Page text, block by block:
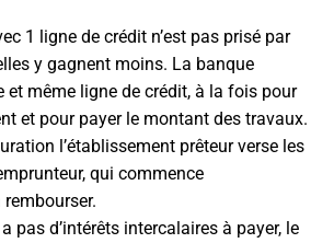
1 ligne de crédit n’est pas prisé par
y gagnent moins. La banque
et même ligne de crédit, à la fois pour
et pour payer le montant des travaux.
l’établissement prêteur verse les
qui commence
a pas d’intérêts intercalaires à payer, le